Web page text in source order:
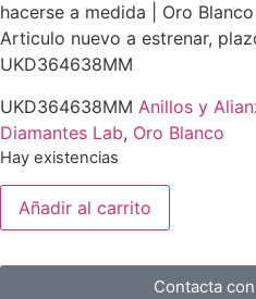
hacerse a medida | Oro Blanco
Articulo nuevo a estrenar,
UKD364638MM
UKD364638MM Anillos y
Diamantes Lab, Oro Blanco
Hay existencias
Añadir al carrito
Contacta